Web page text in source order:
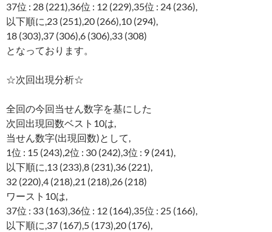
37位 : 28 (221),36位 : 12 (229),35位 : 24 (236),
以下順に,23 (251),20 (266),10 (294),
18 (303),37 (306),6 (306),33 (308)
となっております。
☆次回出現分析☆
全回の今回当せん数字を基にした
次回出現回数ベスト10は,
当せん数字(出現回数)として,
1位 : 15 (243),2位 : 30 (242),3位 : 9 (241),
以下順に,13 (233),8 (231),36 (221),
32 (220),4 (218),21 (218),26 (218)
ワースト10は,
37位 : 33 (163),36位 : 12 (164),35位 : 25 (166),
以下順に,37 (167),5 (173),20 (176),